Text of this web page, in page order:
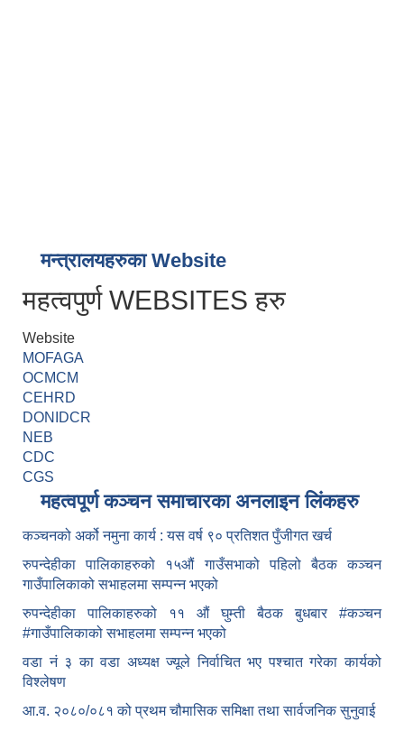
मन्त्रालयहरुका Website
महत्वपुर्ण WEBSITES हरु
Website
MOFAGA
OCMCM
CEHRD
DONIDCR
NEB
CDC
CGS
महत्वपूर्ण कञ्चन समाचारका अनलाइन लिंकहरु
कञ्चनको अर्को नमुना कार्य : यस वर्ष ९० प्रतिशत पुँजीगत खर्च
रुपन्देहीका पालिकाहरुको १५औं गाउँसभाको पहिलो बैठक कञ्चन
गाउँपालिकाको सभाहलमा सम्पन्न भएको
रुपन्देहीका पालिकाहरुको ११ औं घुम्ती बैठक बुधबार #कञ्चन
#गाउँपालिकाको सभाहलमा सम्पन्न भएको
वडा नं ३ का वडा अध्यक्ष ज्यूले निर्वाचित भए पश्चात गरेका कार्यको
विश्लेषण
आ.व. २०८०/०८१ को प्रथम चौमासिक समिक्षा तथा सार्वजनिक सुनुवाई